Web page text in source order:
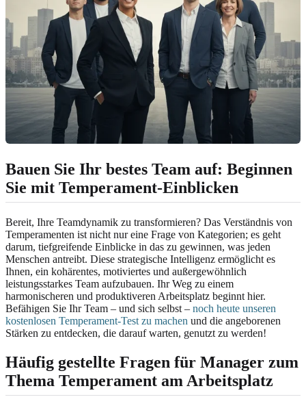
Bauen Sie Ihr bestes Team auf: Beginnen
Sie mit Temperament-Einblicken
Bereit, Ihre Teamdynamik zu transformieren? Das Verständnis von
Temperamenten ist nicht nur eine Frage von Kategorien; es geht
darum, tiefgreifende Einblicke in das zu gewinnen, was jeden
Menschen antreibt. Diese strategische Intelligenz ermöglicht es
Ihnen, ein kohärentes, motiviertes und außergewöhnlich
leistungsstarkes Team aufzubauen. Ihr Weg zu einem
harmonischeren und produktiveren Arbeitsplatz beginnt hier.
Befähigen Sie Ihr Team – und sich selbst – noch heute unseren
kostenlosen Temperament-Test zu machen und die angeborenen
Stärken zu entdecken, die darauf warten, genutzt zu werden!
Häufig gestellte Fragen für Manager zum
Thema Temperament am Arbeitsplatz